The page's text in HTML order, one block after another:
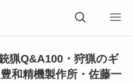
猟Q&A100・狩猟のギ
和精機製作所・佐藤一